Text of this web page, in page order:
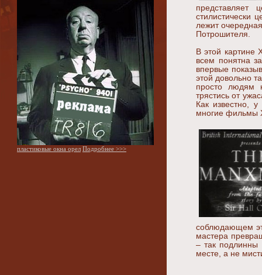
пластиковые окна орел Подробнее >>>
представляет
стилистически
лежит
Потрошителя.
В этой картине
всем понятна
впервые
этой довольно
просто людям
трястись от
Как известно,
многие фильмы
соблюдающем
мастера
– так подлинны
месте, а не